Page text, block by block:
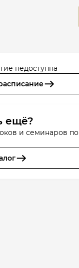
недоступна
ещё?
и семинаров по